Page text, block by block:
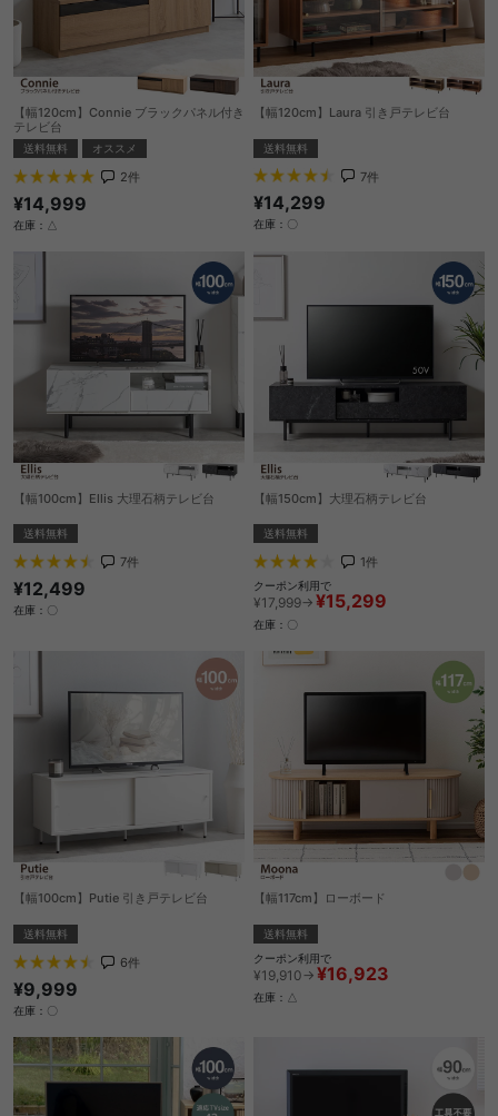
【幅120cm】Connie ブラックパネル付き
テレビ台
送料無料 オススメ
2件
¥14,999
在庫：△
【幅120cm】Laura 引き戸テレビ台
送料無料
7件
¥14,299
在庫：〇
【幅100cm】Ellis 大理石柄テレビ台
送料無料
7件
¥12,499
在庫：〇
【幅150cm】大理石柄テレビ台
送料無料
1件
クーポン利用で
¥17,999→ ¥15,299
在庫：〇
【幅100cm】Putie 引き戸テレビ台
送料無料
6件
¥9,999
在庫：〇
【幅117cm】ローボード
送料無料
クーポン利用で
¥19,910→ ¥16,923
在庫：△